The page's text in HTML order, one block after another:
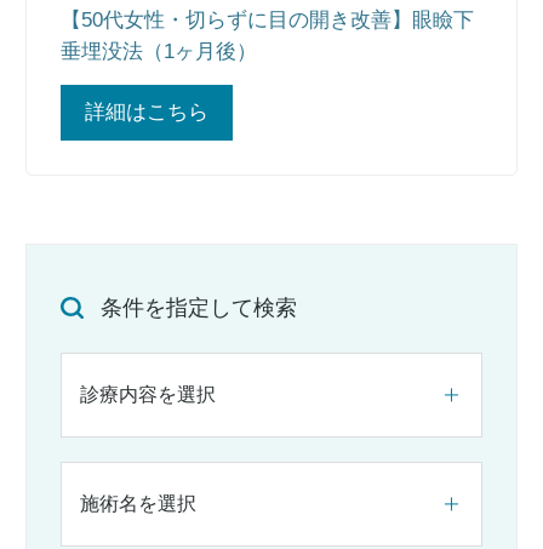
【50代女性・切らずに目の開き改善】眼瞼下
垂埋没法（1ヶ月後）
詳細はこちら
条件を指定して検索
診療内容を選択
施術名を選択